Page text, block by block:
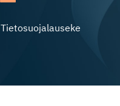
Tietosuojalauseke